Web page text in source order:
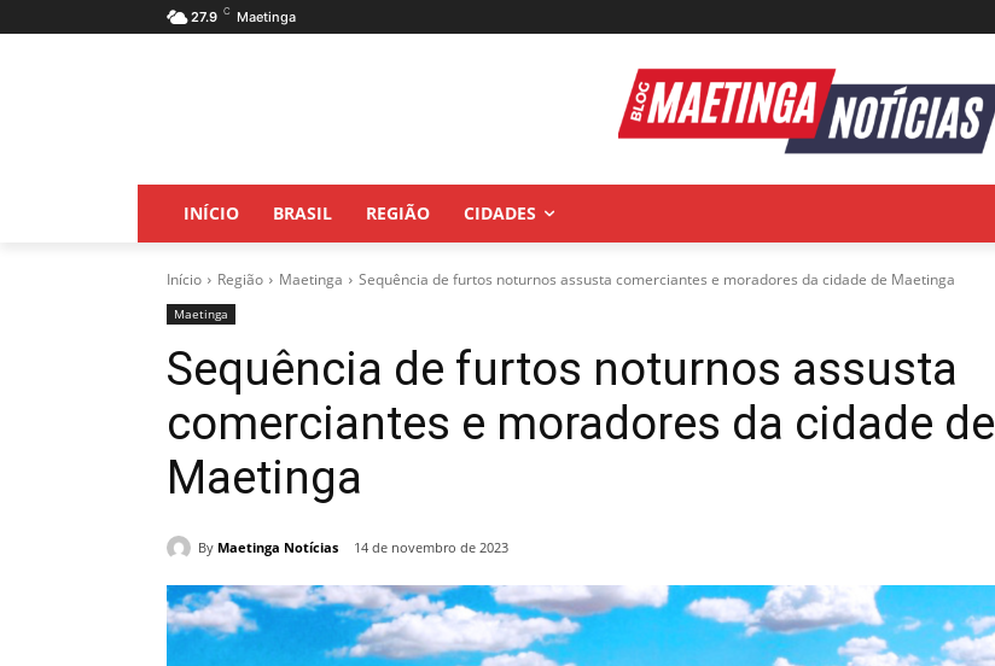
27.9 C Maetinga
INÍCIO BRASIL REGIÃO CIDADES
Início Região Maetinga Sequência de furtos noturnos assusta comerciantes e moradores da cidade de Maetinga
Maetinga
Sequência de furtos noturnos assusta
comerciantes e moradores da cidade de
Maetinga
By Maetinga Notícias 14 de novembro de 2023